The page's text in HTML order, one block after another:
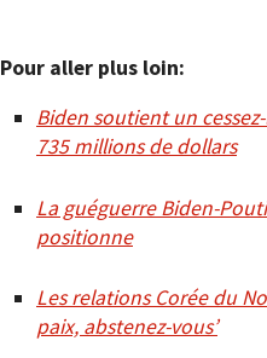
Pour aller plus loin:
Biden soutient un
735 millions de dollars
La guéguerre Biden-
positionne
Les relations Corée du
paix, abstenez-vous’